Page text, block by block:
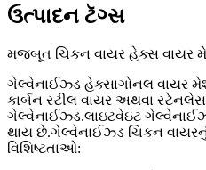
ઉત્પાદન ટૅગ્સ
મજબૂત ચિકન વાયર હેક્સ વાયર
ગેલ્વેનાઈઝ્ડ હેક્સાગોનલ વાયર
કાર્બન સ્ટીલ વાયર અથવા
ગેલ્વેનાઈઝ્ડ.લાઇટવેઇટ
થાય છે.ગેલ્વેનાઈઝ્ડ ચિકન વાયરનું
વિશિષ્ટતાઓ: